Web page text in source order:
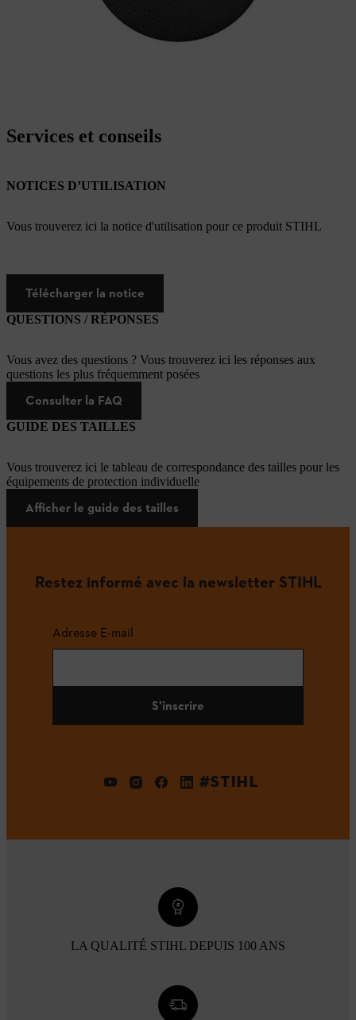
Services et conseils
NOTICES D’UTILISATION
Vous trouverez ici la notice d'utilisation pour ce produit STIHL
Télécharger la notice
QUESTIONS / RÉPONSES
Vous avez des questions ? Vous trouverez ici les réponses aux
questions les plus fréquemment posées
Consulter la FAQ
GUIDE DES TAILLES
Vous trouverez ici le tableau de correspondance des tailles pour les
équipements de protection individuelle
Afficher le guide des tailles
Restez informé avec la newsletter STIHL
Adresse E-mail
S'inscrire
#STIHL
LA QUALITÉ STIHL DEPUIS 100 ANS